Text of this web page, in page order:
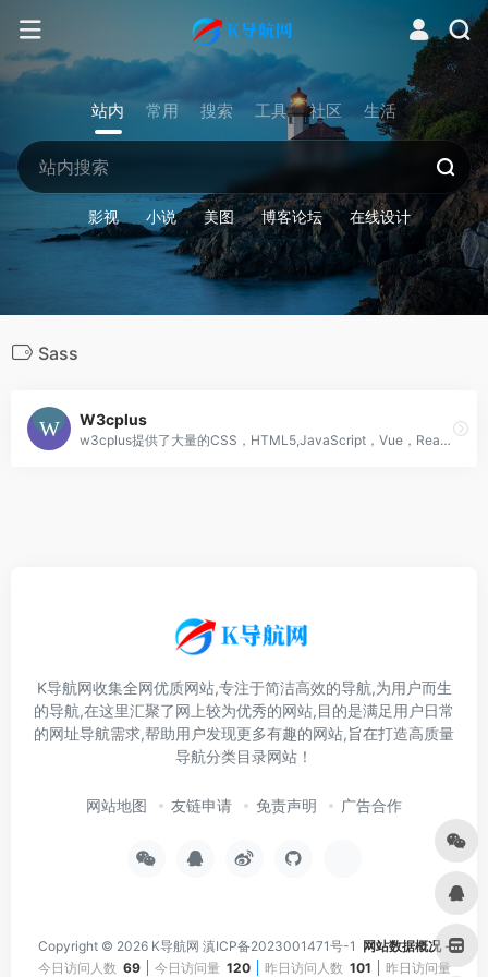
站内 常用 搜索 工具 社区 生活
影视 小说 美图 博客论坛 在线设计
Sass
W3cplus
w3cplus提供了大量的CSS，HTML5,JavaScript，Vue，React等最新前端技术文章，以一起学习进步，共同分享为原则，为打造优秀的前端学习
K导航网收集全网优质网站,专注于简洁高效的导航,为用户而生
的导航,在这里汇聚了网上较为优秀的网站,目的是满足用户日常
的网址导航需求,帮助用户发现更多有趣的网站,旨在打造高质量
导航分类目录网站！
网站地图 友链申请 免责声明 广告合作
Copyright © 2026 K导航网 滇ICP备2023001471号-1 网站数据概况 -
今日访问人数 69 今日访问量 120 昨日访问人数 101 昨日访问量